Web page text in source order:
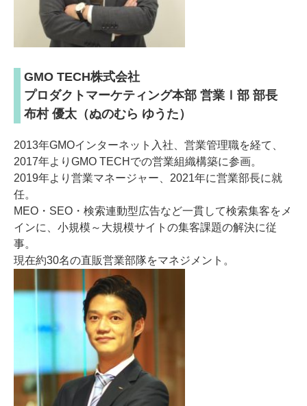
GMO TECH株式会社
プロダクトマーケティング本部 営業Ⅰ部 部長
布村 優太（ぬのむら ゆうた）
2013年GMOインターネット入社、営業管理職を経て、
2017年よりGMO TECHでの営業組織構築に参画。
2019年より営業マネージャー、2021年に営業部長に就
任。
MEO・SEO・検索連動型広告など一貫して検索集客をメ
インに、小規模～大規模サイトの集客課題の解決に従
事。
現在約30名の直販営業部隊をマネジメント。